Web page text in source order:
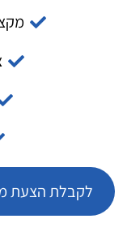
לקבלת הצעת